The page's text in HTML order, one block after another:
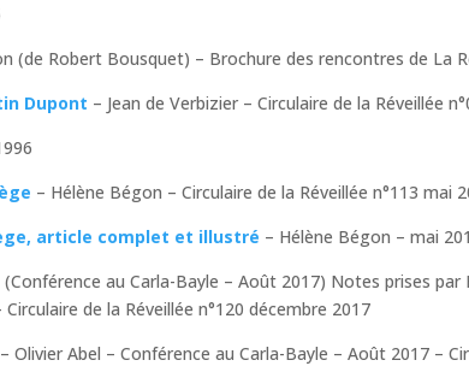
(de Robert Bousquet) – Brochure des rencontres de La
Dupont – Jean de Verbizier – Circulaire de la Réveillée
– Hélène Bégon – Circulaire de la Réveillée n°113 mai
article complet et illustré – Hélène Bégon – mai
au Carla-Bayle – Août 2017) Notes prises
de la Réveillée n°120 décembre 2017
– Olivier Abel – Conférence au Carla-Bayle – Août 2017 –